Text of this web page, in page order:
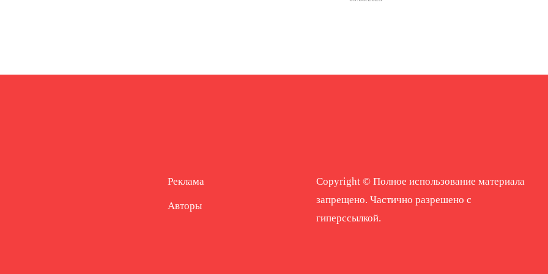
Реклама
Авторы
Copyright © Полное использование материала
запрещено. Частично разрешено с
гиперссылкой.